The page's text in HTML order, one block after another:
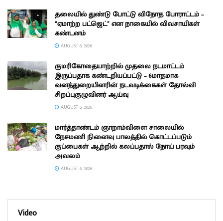
தலையில் துண்டு போட்டு விநோத போராட்டம் –
“ஏமாற்ற பட்ஜெட்” என நாகையில் விவசாயிகள்
கண்டனம்
AUGUST 6, 2026
குமரிகோதையாற்றில் முதலை நடமாட்டம்
இருப்பதாக கண்டறியப்பட்டு – 6மாதமாக
வனத்துறையினரின் நடவடிக்கைகள் தோல்வி
சிறப்புகுழுவினர் ஆய்வு
AUGUST 6, 2026
மார்த்தாண்டம் ஞாறாம்விளை சாலையில்
நேசமணி நினைவு பாலத்தில் கொட்டப்படும்
குப்பைகள் ஆற்றில் கலப்பதால் நோய் பரவும்
அவலம்
AUGUST 6, 2026
Video